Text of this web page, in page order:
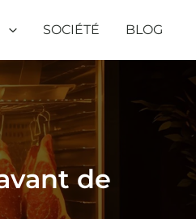
SOCIÉTÉ BLOG
de